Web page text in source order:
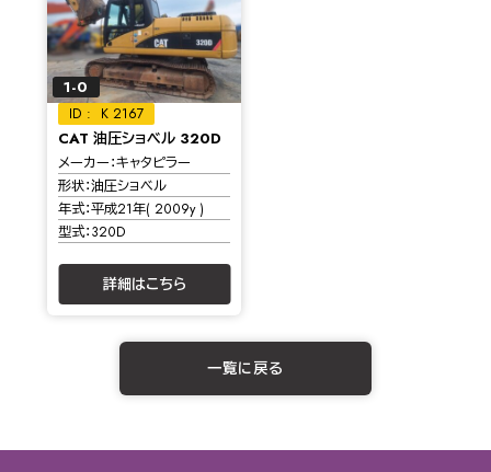
1-0
K 2167
CAT 油圧ショベル 320D
メーカー キャタピラー
形状 油圧ショベル
年式 平成21年( 2009y )
型式 320D
詳細はこちら
一覧に戻る